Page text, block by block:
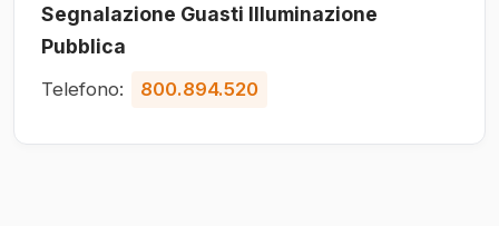
Segnalazione Guasti Illuminazione
Pubblica
Telefono: 800.894.520